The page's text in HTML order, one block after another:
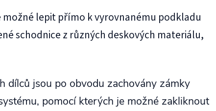
možné lepit přímo k vyrovnanému podkladu
schodnice z různých deskových materiálu,
dílců jsou po obvodu zachovány zámky
pomocí kterých je možné zakliknout